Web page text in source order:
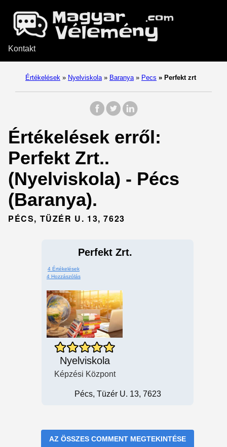
Kontakt
Értékelések » Nyelviskola » Baranya » Pecs » Perfekt zrt
Értékelések erről:
Perfekt Zrt..
(Nyelviskola) - Pécs
(Baranya).
PÉCS, TÜZÉR U. 13, 7623
Perfekt Zrt.
4 Értékelések
4 Hozzászólás
Nyelviskola
Képzési Központ
Pécs, Tüzér U. 13, 7623
AZ ÖSSZES COMMENT MEGTEKINTÉSE